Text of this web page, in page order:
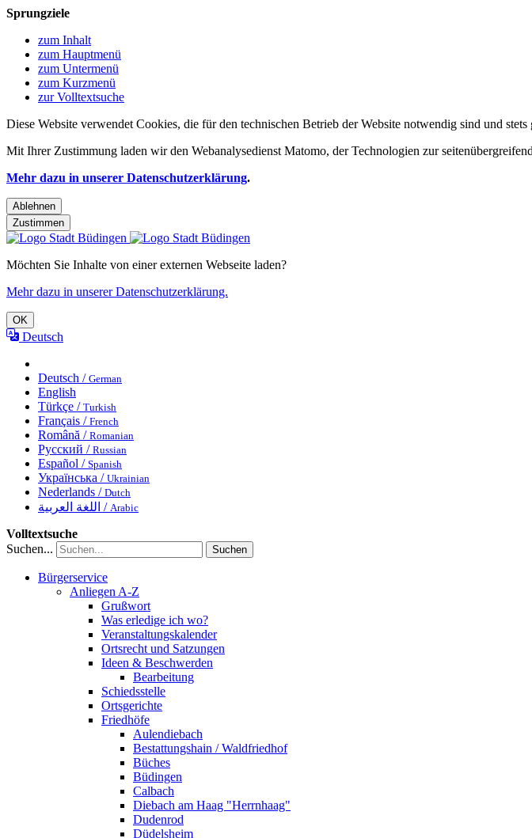
Sprungziele
zum Inhalt
zum Hauptmenü
zum Untermenü
zum Kurzmenü
zur Volltextsuche
Diese Website verwendet Cookies, die für den technischen Betrieb der Website notwendig sind und stets
Mit Ihrer Zustimmung laden wir den Webanalysedienst Matomo, der Technologien zur
Mehr dazu in unserer Datenschutzerklärung.
Ablehnen
Zustimmen
Möchten Sie Inhalte von einer externen Webseite laden?
Mehr dazu in unserer Datenschutzerklärung.
OK
Deutsch
Deutsch / German
English
Türkçe / Turkish
Français / French
Română / Romanian
Русский / Russian
Español / Spanish
Українська / Ukrainian
Nederlands / Dutch
اللغة العربية / Arabic
Volltextsuche
Suchen...
Suchen
Bürgerservice
Anliegen A-Z
Grußwort
Was erledige ich wo?
Veranstaltungskalender
Ortsrecht und Satzungen
Ideen & Beschwerden
Bearbeitung
Schiedsstelle
Ortsgerichte
Friedhöfe
Aulendiebach
Bestattungshain / Waldfriedhof
Büches
Büdingen
Calbach
Diebach am Haag "Herrnhaag"
Dudenrod
Düdelsheim